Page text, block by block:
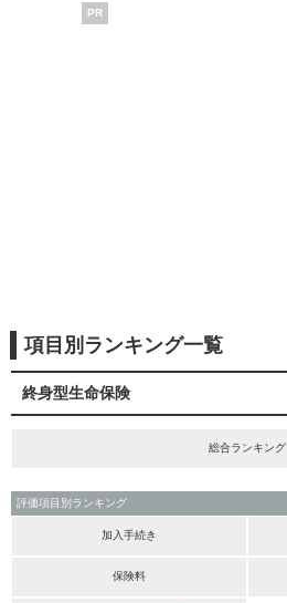
PR
項目別ランキング一覧
終身型生命保険
総合ランキング
評価項目別ランキング
加入手続き
保険料